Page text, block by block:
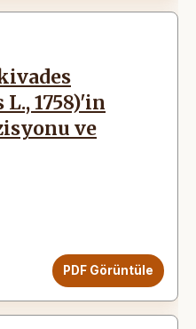
L., 1758)'in
ve
PDF Görüntüle